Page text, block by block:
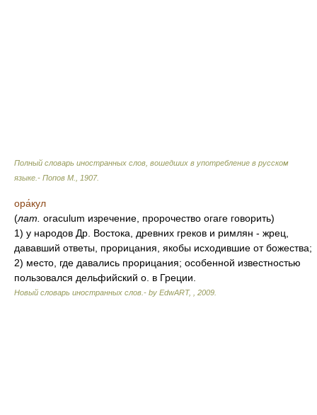
Полный словарь иностранных слов, вошедших в употребление в русском
языке.- Попов М.
1907.
ора́кул
(лат. oraculum изречение, пророчество огаге говорить)
1) у народов Др. Востока, древних греков и римлян - жрец,
дававший ответы, прорицания, якобы исходившие от божества;
2) место, где давались прорицания; особенной известностью
пользовался дельфийский о. в Греции.
Новый словарь иностранных слов.- by EdwART, 2009